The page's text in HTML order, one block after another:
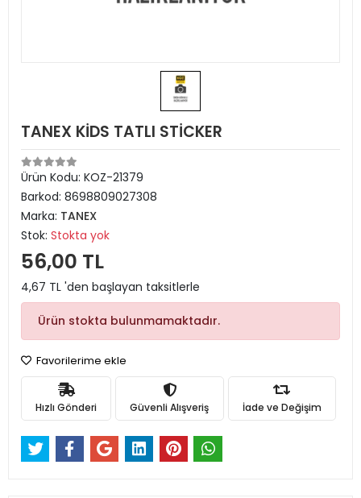
TANEX KİDS TATLI STİCKER
Ürün Kodu: KOZ-21379
Barkod: 8698809027308
Marka: TANEX
Stok: Stokta yok
56,00 TL
4,67 TL 'den başlayan taksitlerle
Ürün stokta bulunmamaktadır.
Favorilerime ekle
Hızlı Gönderi Güvenli Alışveriş İade ve Değişim